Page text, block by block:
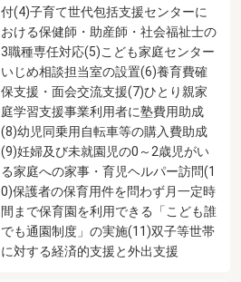
付(4)子育て世代包括支援センターに
おける保健師・助産師・社会福祉士の
3職種専任対応(5)こども家庭センター
いじめ相談担当室の設置(6)養育費確
保支援・面会交流支援(7)ひとり親家
庭学習支援事業利用者に塾費用助成
(8)幼児同乗用自転車等の購入費助成
(9)妊婦及び未就園児の0～2歳児がい
る家庭への家事・育児ヘルパー訪問(1
0)保護者の保育用件を問わず月一定時
間まで保育園を利用できる「こども誰
でも通園制度」の実施(11)双子等世帯
に対する経済的支援と外出支援